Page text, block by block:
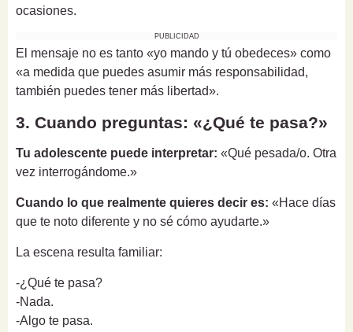
ocasiones.
PUBLICIDAD
El mensaje no es tanto «yo mando y tú obedeces» como
«a medida que puedes asumir más responsabilidad,
también puedes tener más libertad».
3. Cuando preguntas: «¿Qué te pasa?»
Tu adolescente puede interpretar: «Qué pesada/o. Otra
vez interrogándome.»
Cuando lo que realmente quieres decir es: «Hace días
que te noto diferente y no sé cómo ayudarte.»
La escena resulta familiar:
-¿Qué te pasa?
-Nada.
-Algo te pasa.